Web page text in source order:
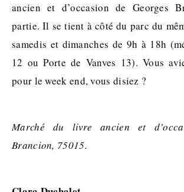
ancien et d’occasion de Georges
partie. Il se tient à côté du parc du
samedis et dimanches de 9h à 18h
12 ou Porte de Vanves 13). Vous
pour le week end, vous disiez ?
Marché du livre ancien et
Brancion, 75015.